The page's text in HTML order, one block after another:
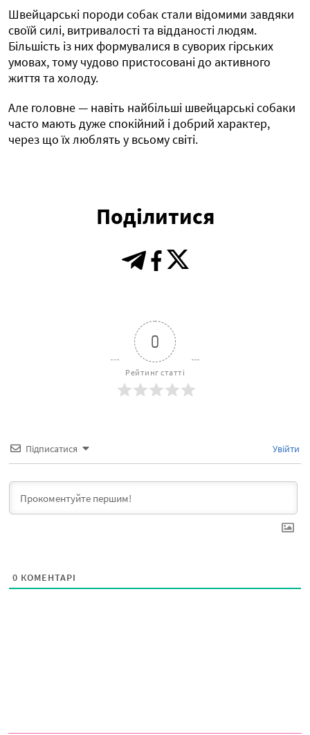
Швейцарські породи собак стали відомими завдяки
своїй силі, витривалості та відданості людям.
Більшість із них формувалися в суворих гірських
умовах, тому чудово пристосовані до активного
життя та холоду.
Але головне — навіть найбільші швейцарські собаки
часто мають дуже спокійний і добрий характер,
через що їх люблять у всьому світі.
Поділитися
0
Рейтинг статті
Підписатися Увійти
0 КОМЕНТАРІ